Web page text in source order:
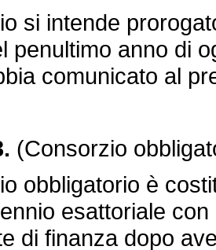
intende
penultimo anno di
comunicato al
(Consorzio
è
esattoriale
di finanza dopo